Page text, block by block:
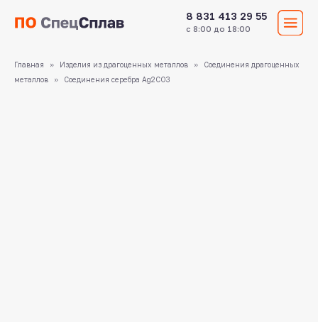
8 831 413 29 55
Главная Изделия из драгоценных металлов
Соединения драгоценных
металлов
Соединения серебра Ag2CO3